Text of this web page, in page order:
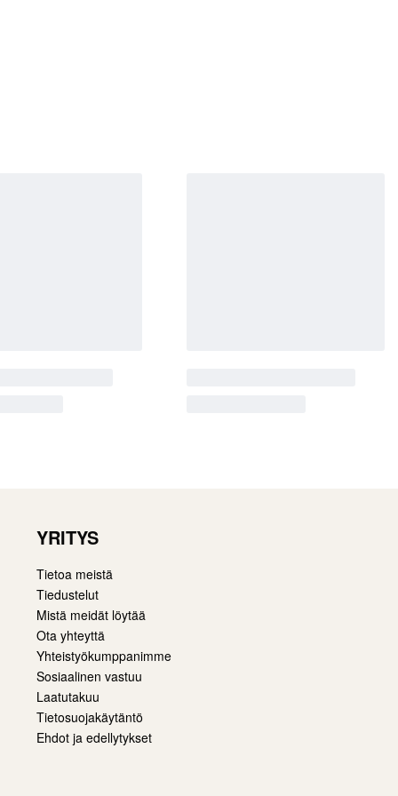
YRITYS
Tietoa meistä
Tiedustelut
Mistä meidät löytää
Ota yhteyttä
Yhteistyökumppanimme
Sosiaalinen vastuu
Laatutakuu
Tietosuojakäytäntö
Ehdot ja edellytykset